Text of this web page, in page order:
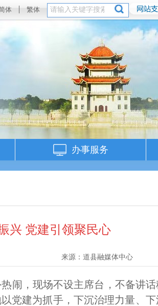
体 繁体
办事服务
兴 党建引领聚民心
来源： 道县融媒体中心
闹，现场不设主席台，不备讲
党建为抓手，下沉治理力量、